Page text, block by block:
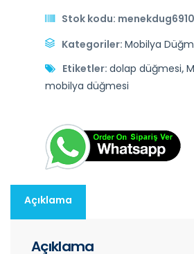
Stok kodu: menekdug6910
Kategoriler: Mobilya
Etiketler: dolap düğmesi,
mobilya düğmesi
Açıklama
Açıklama